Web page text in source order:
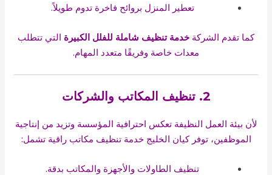
تعطير المنزل بروائح فاخرة تدوم طويلاً.
كما تقدم الشركة خدمة تنظيف شاملة للفلل الكبيرة التي تتطلب
معدات خاصة وفريقًا متعدد المهام.
2. تنظيف المكاتب والشركات
لأن بيئة العمل النظيفة تعكس احترافية المؤسسة وتزيد من إنتاجية
الموظفين، توفر كيان الخليج خدمة تنظيف مكاتب راقية تشمل:
تنظيف الطاولات والأجهزة والمكاتب بدقة.